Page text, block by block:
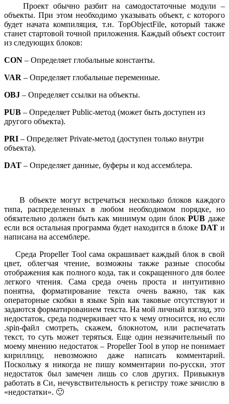
Проект обычно разбит на самодостаточные модули –
объекты. При этом необходимо указывать объект, с которого
будет начата компиляция, т.н. TopObjectFile, который также
станет стартовой точной приложения. Каждый объект состоит
из следующих блоков:
CON – Определяет глобальные константы.
VAR – Определяет глобальные переменные.
OBJ – Определяет ссылки на объекты.
PUB – Определяет Public-метод (может быть доступен из
другого объекта).
PRI – Определяет Private-метод (доступен только внутри
объекта).
DAT – Определяет данные, буферы и код ассемблера.
В объекте могут встречаться несколько блоков каждого
типа, распределенных в любом необходимом порядке, но
обязательно должен быть как минимум один блокPUB даже
если вся остальная программа будет находится в блокеDAT и
написана на ассемблере.
Среда Propeller Tool сама окрашивает каждый блок в свой
цвет, облегчая чтение, возможны также разные способы
отображения как полного кода, так и сокращенного для более
легкого чтения. Сама среда очень проста и интуитивно
понятна, форматирование текста очень важно, так как
операторные скобки в языке Spin как таковые отсутствуют и
задаются форматированием текста. На мой личный взгляд, это
недостаток, среда подчеркивает что к чему относится, но если
.spin-файл смотреть, скажем, блокнотом, или распечатать
текст, то суть может теряться. Еще один незначительный по
моему мнению недостаток – Propeller Tool в упор не понимает
кириллицу, невозможно даже написать комментарий.
Поскольку я никогда не пишу комментарии по-русски, этот
недостаток был замечен лишь со слов других. Привыкнув
работать в Си, нечувствительность к регистру тоже зачислю в
«недостатки». 🙂